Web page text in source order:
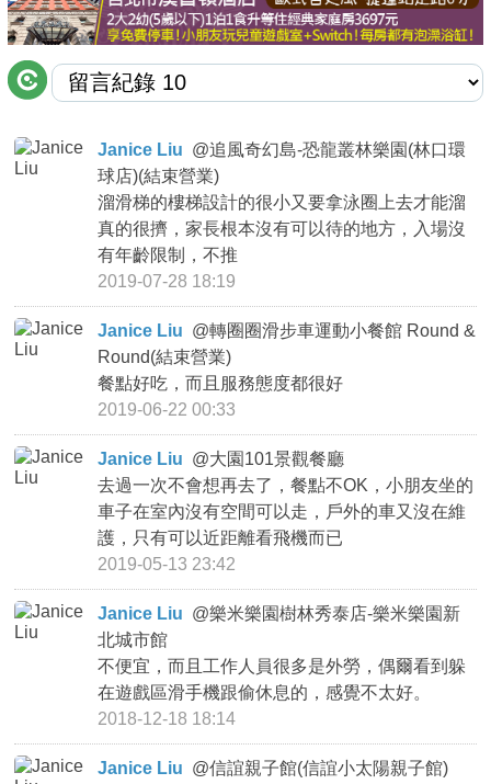
討論區
聯絡我們
APP下載
Janice Liu @追風奇幻島-恐龍叢林樂園(林口環
球店)(結束營業)
溜滑梯的樓梯設計的很小又要拿泳圈上去才能溜
真的很擠，家長根本沒有可以待的地方，入場沒
有年齡限制，不推
2019-07-28 18:19
Janice Liu @轉圈圈滑步車運動小餐館 Round &
Round(結束營業)
餐點好吃，而且服務態度都很好
2019-06-22 00:33
Janice Liu @大園101景觀餐廳
去過一次不會想再去了，餐點不OK，小朋友坐的
車子在室內沒有空間可以走，戶外的車又沒在維
護，只有可以近距離看飛機而已
2019-05-13 23:42
Janice Liu @樂米樂園樹林秀泰店-樂米樂園新
北城市館
不便宜，而且工作人員很多是外勞，偶爾看到躲
在遊戲區滑手機跟偷休息的，感覺不太好。
2018-12-18 18:14
Janice Liu @信誼親子館(信誼小太陽親子館)